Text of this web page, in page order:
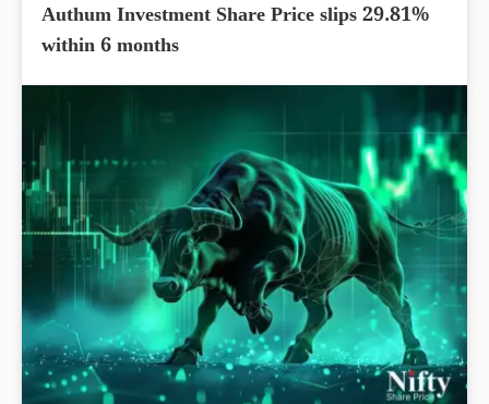
Authum Investment Share Price slips 29.81%
within 6 months